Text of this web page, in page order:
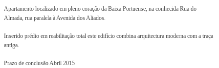
Apartamento localizado em pleno coração da Baixa Portuense, na conhecida Rua do
Almada, rua paralela à Avenida dos Aliados.
Inserido prédio em reabilitação total este edifício combina arquitectura moderna com a traça
antiga.
Prazo de conclusão Abril 2015